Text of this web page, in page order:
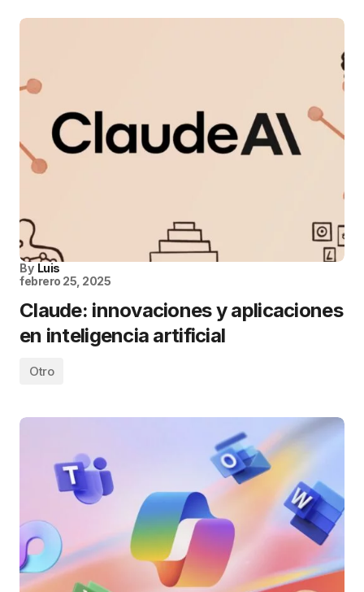
By Luis
febrero 25, 2025
Claude: innovaciones y aplicaciones
en inteligencia artificial
Otro